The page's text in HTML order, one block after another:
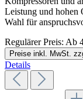
Leistung und hohen
Wahl für
Regulärer Preis: Ab
Preise inkl. MwSt.
Details